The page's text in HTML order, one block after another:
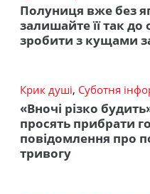
Полуниця вже без
залишайте її так
зробити з кущами
Крик душі, Суботня
«Вночі різко
просять прибрати
повідомлення про
тривогу